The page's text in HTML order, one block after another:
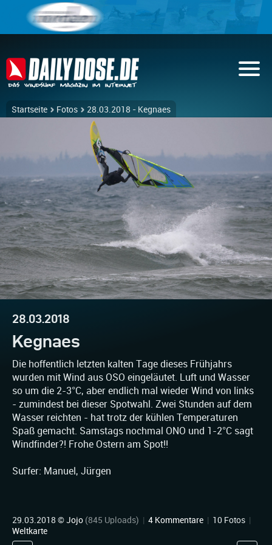
Startseite Fotos 28.03.2018 - Kegnaes
28.03.2018
Kegnaes
Die hoffentlich letzten kalten Tage dieses Frühjahrs
wurden mit Wind aus OSO eingeläutet. Luft und Wasser
so um die 2-3°C, aber endlich mal wieder Wind von links
- zumindest bei dieser Spotwahl. Zwei Stunden auf dem
Wasser reichten - hat trotz der kühlen Temperaturen
Spaß gemacht. Samstags nochmal ONO und 1-2°C sagt
Windfinder?! Frohe Ostern am Spot!!
Surfer: Manuel, Jürgen
29.03.2018 ©Jojo (845 Uploads) | 4 Kommentare | 10 Fotos |
Weltkarte